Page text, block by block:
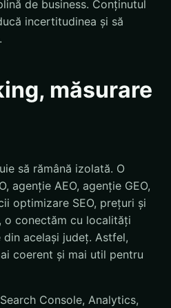
de business. Conținutul
incertitudinea și să
măsurare
să rămână izolată. O
agenție AEO, agenție GEO,
optimizare SEO, prețuri și
o conectăm cu localități
același județ. Astfel,
coerent și mai util pentru
Console, Analytics,